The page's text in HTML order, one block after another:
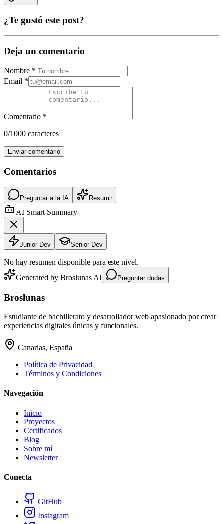
¿Te gustó este post?
Deja un comentario
Nombre *
Email *
Comentario *
0/1000 caracteres
Enviar comentario
Comentarios
Preguntar a la IA Resumir
AI Smart Summary
Junior Dev Senior Dev
No hay resumen disponible para este nivel.
Generated by Broslunas AI
Preguntar dudas
Broslunas
Estudiante de bachillerato y desarrollador web apasionado por crear
experiencias digitales únicas y funcionales.
Canarias, España
Política de Privacidad
Términos y Condiciones
Navegación
Inicio
Proyectos
Certificados
Blog
Sobre mí
Newsletter
Conecta
GitHub
Instagram